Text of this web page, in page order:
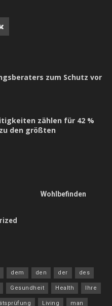
zum Schutz vor
zählen für 42 %
den größten
Wohlbefinden
dem den der des
Gesundheit Health Ihre
Living man